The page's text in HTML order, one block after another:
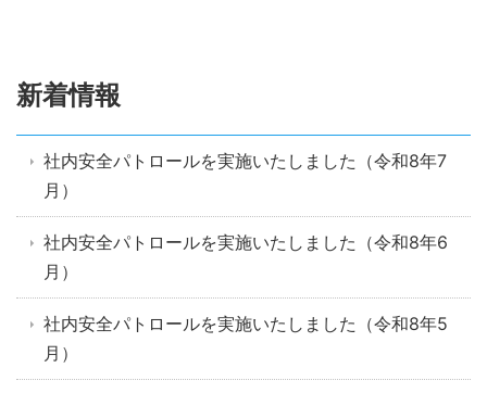
新着情報
社内安全パトロールを実施いたしました（令和8年7
月）
社内安全パトロールを実施いたしました（令和8年6
月）
社内安全パトロールを実施いたしました（令和8年5
月）